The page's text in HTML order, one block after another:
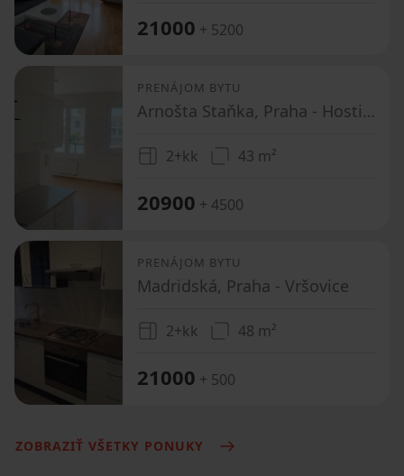
21000 + 5200
PRENÁJOM BYTU
Arnošta Staňka, Praha - Hostivař
2+kk 43 m²
20900 + 4500
PRENÁJOM BYTU
Madridská, Praha - Vršovice
2+kk 48 m²
21000 + 500
ZOBRAZIŤ VŠETKY PONUKY